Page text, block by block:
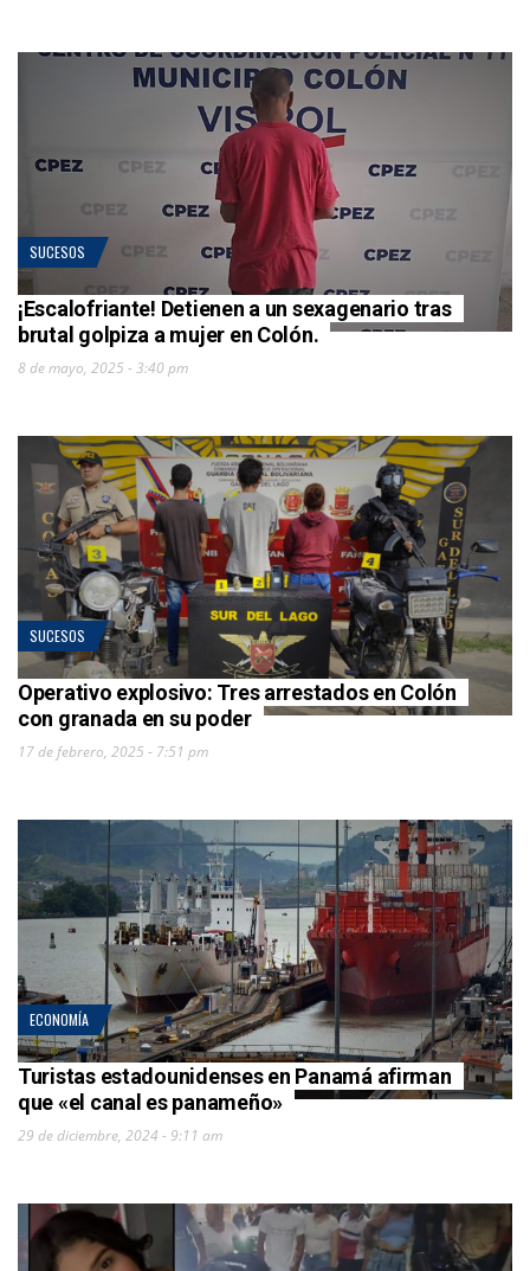
SUCESOS
¡Escalofriante! Detienen a un sexagenario tras
brutal golpiza a mujer en Colón.
8 de mayo, 2025 - 3:40 pm
SUCESOS
Operativo explosivo: Tres arrestados en Colón
con granada en su poder
17 de febrero, 2025 - 7:51 pm
ECONOMÍA
Turistas estadounidenses en Panamá afirman
que «el canal es panameño»
29 de diciembre, 2024 - 9:11 am